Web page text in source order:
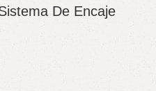
De Encaje